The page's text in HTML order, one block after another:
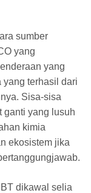
sumber
yang
yang
yang terhasil dari
Sisa-sisa
ganti yang lusuh
kimia
ekosistem jika
dikawal selia